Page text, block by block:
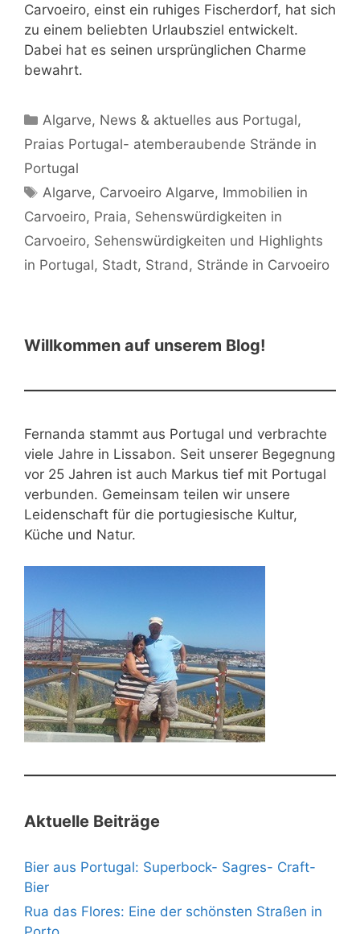
Carvoeiro, einst ein ruhiges Fischerdorf, hat sich
zu einem beliebten Urlaubsziel entwickelt.
Dabei hat es seinen ursprünglichen Charme
bewahrt.
Kategorien
Algarve, News & aktuelles aus Portugal,
Praias Portugal- atemberaubende Strände in
Portugal
Schlagwörter
Algarve, Carvoeiro Algarve, Immobilien in
Carvoeiro, Praia, Sehenswürdigkeiten in
Carvoeiro, Sehenswürdigkeiten und Highlights
in Portugal, Stadt, Strand, Strände in Carvoeiro
Willkommen auf unserem Blog!
Fernanda stammt aus Portugal und verbrachte
viele Jahre in Lissabon. Seit unserer Begegnung
vor 25 Jahren ist auch Markus tief mit Portugal
verbunden. Gemeinsam teilen wir unsere
Leidenschaft für die portugiesische Kultur,
Küche und Natur.
Aktuelle Beiträge
Bier aus Portugal: Superbock- Sagres- Craft-
Bier
Rua das Flores: Eine der schönsten Straßen in